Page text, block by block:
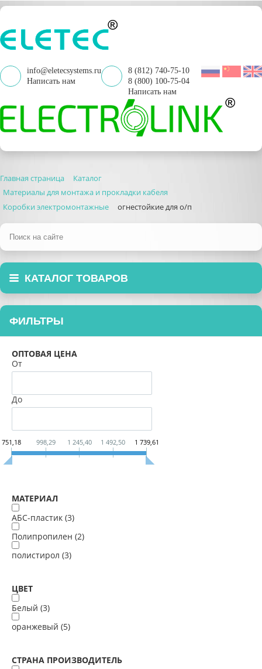
info@eletecsystems.ru
Написать нам
8 (812) 740-75-10
8 (800) 100-75-04
Написать нам
Главная страница
Каталог
Материалы для монтажа и прокладки кабеля
Коробки электромонтажные
огнестойкие для о/п
КАТАЛОГ ТОВАРОВ
ФИЛЬТРЫ
ОПТОВАЯ ЦЕНА
От
До
751,18 998,29 1 245,40 1 492,50 1 739,61
МАТЕРИАЛ
АБС-пластик (3)
Полипропилен (2)
полистирол (3)
ЦВЕТ
Белый (3)
оранжевый (5)
СТРАНА ПРОИЗВОДИТЕЛЬ